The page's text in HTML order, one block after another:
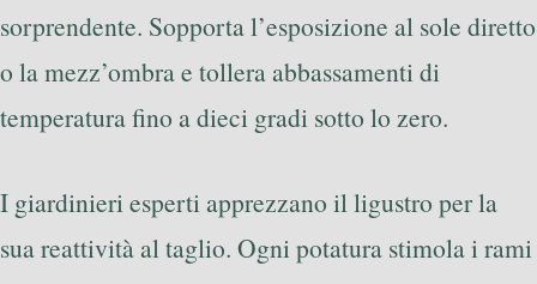
sorprendente. Sopporta l’esposizione al sole diretto
o la mezz’ombra e tollera abbassamenti di
temperatura fino a dieci gradi sotto lo zero.
I giardinieri esperti apprezzano il ligustro per la
sua reattività al taglio. Ogni potatura stimola i rami